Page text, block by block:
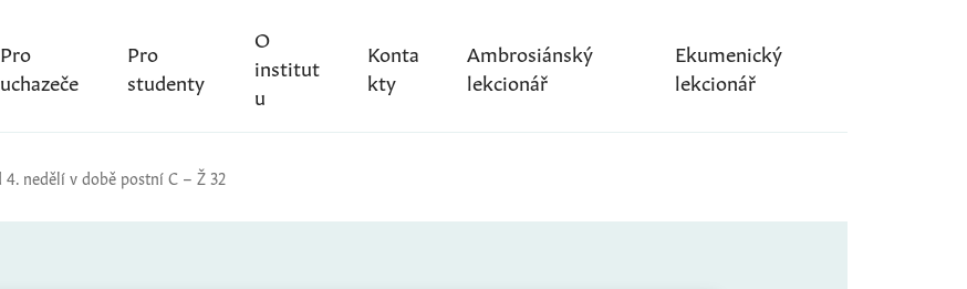
Pro
uchazeče
Pro
studenty
O
institut
u
Konta
kty
Ambrosiánský
lekcionář
Ekumenický
lekcionář
nedělí v době postní C – Ž 32